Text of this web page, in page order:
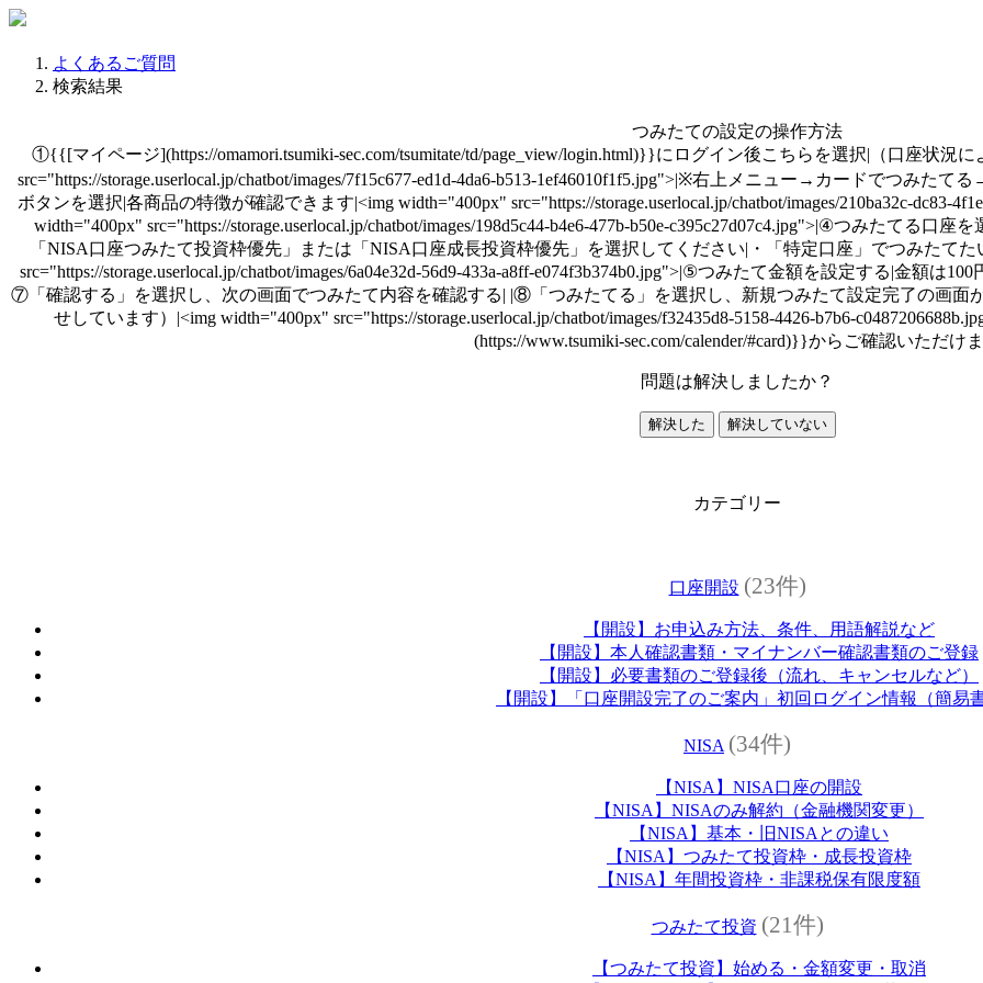
よくあるご質問
検索結果
つみたての設定の操作方法
①{{[マイページ](https://omamori.tsumiki-sec.com/tsumitate/td/page_view/login.html)}}にログイン後こちらを選択|（口座状況
src="https://storage.userlocal.jp/chatbot/images/7f15c677-ed1d-4da6-b513-1ef46010f1f5.jpg">|※右上メニュー→カードでつみ
ボタンを選択|各商品の特徴が確認できます|<img width="400px" src="https://storage.userlocal.jp/chatbot/images/210ba32c-dc83-
width="400px" src="https://storage.userlocal.jp/chatbot/images/198d5c44-b4e6-477b-b50e-c395c27d07c4.jpg">|④つみたてる口
「NISA口座つみたて投資枠優先」または「NISA口座成長投資枠優先」を選択してください|・「特定口座」でつみたて
src="https://storage.userlocal.jp/chatbot/images/6a04e32d-56d9-433a-a8ff-e074f3b374b0.jpg">|⑤つみたて金額を設定する|金額は
⑦「確認する」を選択し、次の画面でつみたて内容を確認する| |⑧「つみたてる」を選択し、新規つみたて設定完了の画面
せしています）|<img width="400px" src="https://storage.userlocal.jp/chatbot/images/f32435d8-5158-4426-b7b6-
(https://www.tsumiki-sec.com/calender/#card)}}からご確認いただけ
問題は解決しましたか？
解決した 解決していない
カテゴリー
口座開設 (23件)
【開設】お申込み方法、条件、用語解説など
【開設】本人確認書類・マイナンバー確認書類のご登録
【開設】必要書類のご登録後（流れ、キャンセルなど）
【開設】「口座開設完了のご案内」初回ログイン情報（簡易
NISA (34件)
【NISA】NISA口座の開設
【NISA】NISAのみ解約（金融機関変更）
【NISA】基本・旧NISAとの違い
【NISA】つみたて投資枠・成長投資枠
【NISA】年間投資枠・非課税保有限度額
つみたて投資 (21件)
【つみたて投資】始める・金額変更・取消